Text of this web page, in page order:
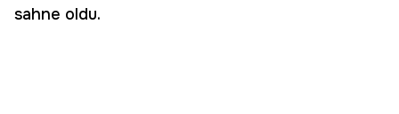
sahne oldu.